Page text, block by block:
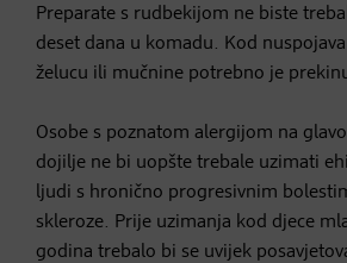
Preparate s rudbekijom ne biste
deset dana u komadu. Kod
želucu ili mučnine potrebno je
Osobe s poznatom alergijom na
dojilje ne bi uopšte trebale uzimati
ljudi s hronično progresivnim
skleroze. Prije uzimanja kod djece
godina trebalo bi se uvijek